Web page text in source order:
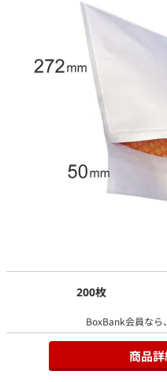
200枚
BoxBank会員なら
商品